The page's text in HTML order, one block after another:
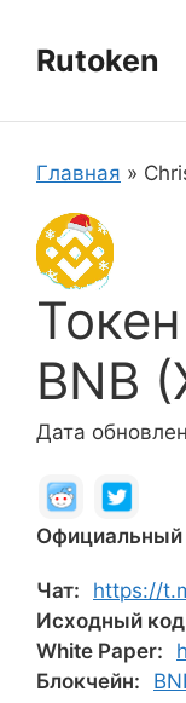
содержимому
Rutoken
Главная »
BNB
Дата
Официальный
Чат:
https://
Исходный
White Paper:
Блокчейн: